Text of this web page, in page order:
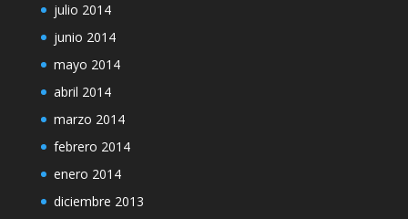
julio 2014
junio 2014
mayo 2014
abril 2014
marzo 2014
febrero 2014
enero 2014
diciembre 2013